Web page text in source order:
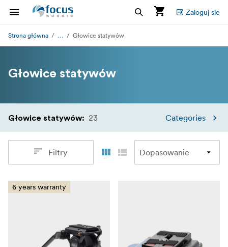
Zaloguj sie
Strona główna ... Głowice statywów
Głowice statywów
Głowice statywów: 23 Categories
Filtry
6 years warranty